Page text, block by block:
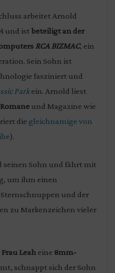
arbeitet Arnold
und istbeteiligt an der
RCA BIZMAC, ein
Sein Sohn ist
fasziniert und
Parkein. Arnold liest
und Magazine wie
die gleichnamige von
).
seinen Sohn und fährt mit
um ihm einen
und der
zu Markenzeichen vieler
Frau Leah eine 8mm-
schnappt sich der Sohn